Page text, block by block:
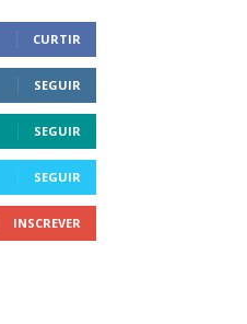
CURTIR
SEGUIR
SEGUIR
SEGUIR
INSCREVER